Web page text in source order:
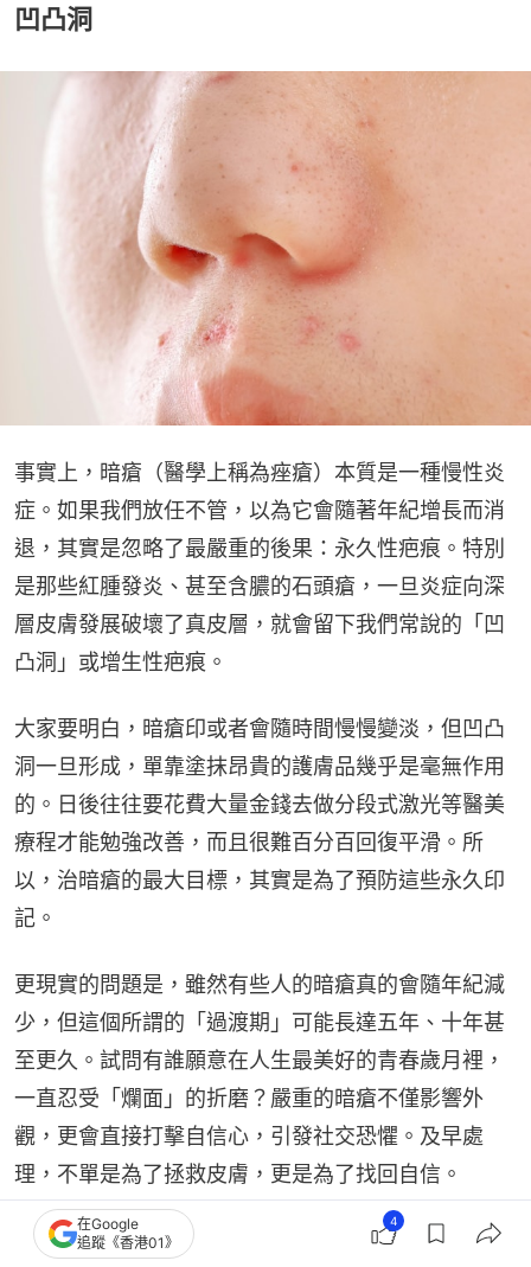
凹凸洞
事實上，暗瘡（醫學上稱為痤瘡）本質是一種慢性炎
症。如果我們放任不管，以為它會隨著年紀增長而消
退，其實是忽略了最嚴重的後果：永久性疤痕。特別
是那些紅腫發炎、甚至含膿的石頭瘡，一旦炎症向深
層皮膚發展破壞了真皮層，就會留下我們常說的「凹
凸洞」或增生性疤痕。
大家要明白，暗瘡印或者會隨時間慢慢變淡，但凹凸
洞一旦形成，單靠塗抹昂貴的護膚品幾乎是毫無作用
的。日後往往要花費大量金錢去做分段式激光等醫美
療程才能勉強改善，而且很難百分百回復平滑。所
以，治暗瘡的最大目標，其實是為了預防這些永久印
記。
更現實的問題是，雖然有些人的暗瘡真的會隨年紀減
少，但這個所謂的「過渡期」可能長達五年、十年甚
至更久。試問有誰願意在人生最美好的青春歲月裡，
一直忍受「爛面」的折磨？嚴重的暗瘡不僅影響外
觀，更會直接打擊自信心，引發社交恐懼。及早處
理，不單是為了拯救皮膚，更是為了找回自信。
▼點解會生暗瘡，知道原因先可以對症下藥！
在Google
追蹤《香港01》
4